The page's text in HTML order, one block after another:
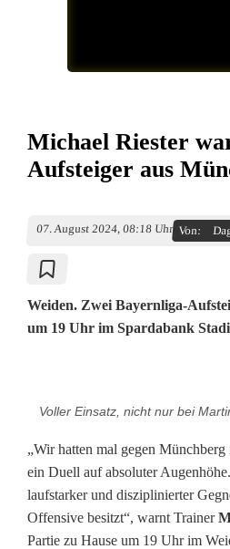
Michael Riester
Aufsteiger aus
07. August 2024, 08:18 Uhr Von:
Weiden. Zwei Bayernliga-
um 19 Uhr im Spardabank
c
h
a
Voller Einsatz, nicht nur bei
„Wir hatten mal gegen
ein Duell auf absoluter
laufstarker und disziplinierter
Offensive besitzt“, warnt Trainer
Partie zu Hause um 19 Uhr im